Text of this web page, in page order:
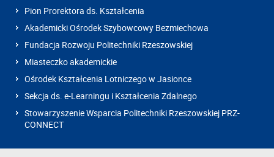
Pion Prorektora ds. Kształcenia
Akademicki Ośrodek Szybowcowy Bezmiechowa
Fundacja Rozwoju Politechniki Rzeszowskiej
Miasteczko akademickie
Ośrodek Kształcenia Lotniczego w Jasionce
Sekcja ds. e-Learningu i Kształcenia Zdalnego
Stowarzyszenie Wsparcia Politechniki Rzeszowskiej PRZ-
CONNECT